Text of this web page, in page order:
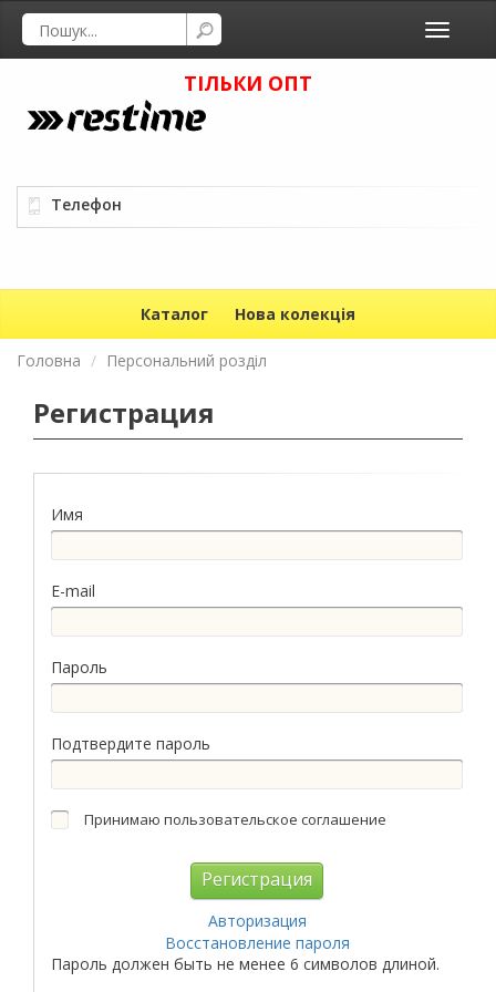
Toggle
ТІЛЬКИ ОПТ
Телефон
Каталог Нова колекція
Головна Персональний розділ
Регистрация
Имя
E-mail
Пароль
Подтвердите пароль
Принимаю пользовательское соглашение
Авторизация
Восстановление пароля
Пароль должен быть не менее 6 символов длиной.